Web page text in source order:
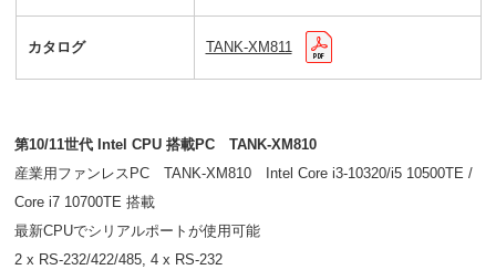
カタログ TANK-XM811
第10/11世代 Intel CPU 搭載PC TANK-XM810
産業用ファンレスPC TANK-XM810 Intel Core i3-10320/i5 10500TE /
Core i7 10700TE 搭載
最新CPUでシリアルポートが使用可能
2 x RS-232/422/485, 4 x RS-232